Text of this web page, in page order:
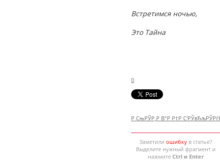
Встретимся ночью,
Это Тайна
0
Р СњРЎР‚Р В°Р Р†Р
Заметили ошибкув статье?
Выделите нужный фрагмент и
нажмите Ctrl и Enter